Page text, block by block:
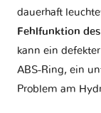
dauerhaft
Fehlfunktion
kann ein
ABS-Ring, ein
Problem am